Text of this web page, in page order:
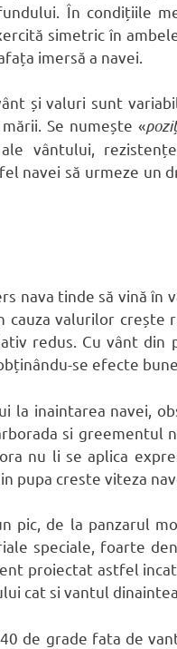
În condițiile
simetric în
imersă a navei.
și valuri sunt
Se numește «
vântului,
navei să urmeze un
nava tinde să vină în
valurilor crește
redus. Cu vânt din
se efecte
la inaintarea navei,
si greementul
nu li se aplica
pupa creste viteza
pic, de la panzarul
speciale, foarte
proiectat astfel
cat si vantul
de grade fata de